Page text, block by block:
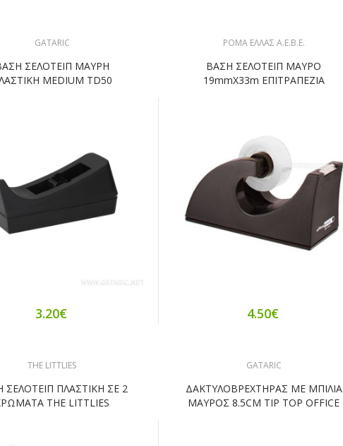
GATARIC
ΣΕΛΟΤΕΙΠ ΜΑΥΡΗ
MEDIUM TD50
3.20€
ΡΟΜΑ ΕΛΛΑΣ Α.Ε.Β.Ε.
ΒΑΣΗ ΣΕΛΟΤΕΙΠ ΜΑΥΡΟ
19mmX33m ΕΠΙΤΡΑΠΕΖΙΑ
4.50€
THE LITTLIES
ΣΕΛΟΤΕΙΠ ΠΛΑΣΤΙΚΗ ΣΕ 2
THE LITTLIES
GATARIC
ΔΑΚΤΥΛΟΒΡΕΧΤΗΡΑΣ ΜΕ ΜΠΙΛΙΑ
ΜΑΥΡΟΣ 8.5CM TIP TOP OFFICE